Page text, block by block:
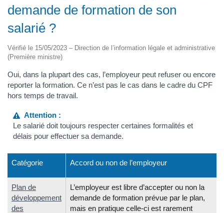
demande de formation de son
salarié ?
Vérifié le 15/05/2023 – Direction de l’information légale et administrative
(Première ministre)
Oui, dans la plupart des cas, l’employeur peut refuser ou encore
reporter la formation. Ce n’est pas le cas dans le cadre du CPF
hors temps de travail.
Attention :
Le salarié doit toujours respecter certaines formalités et
délais pour effectuer sa demande.
Catégorie Accord ou non de l’employeur
Plan de
développement
des
L’employeur est libre d’accepter ou non la
demande de formation prévue par le plan,
mais en pratique celle-ci est rarement